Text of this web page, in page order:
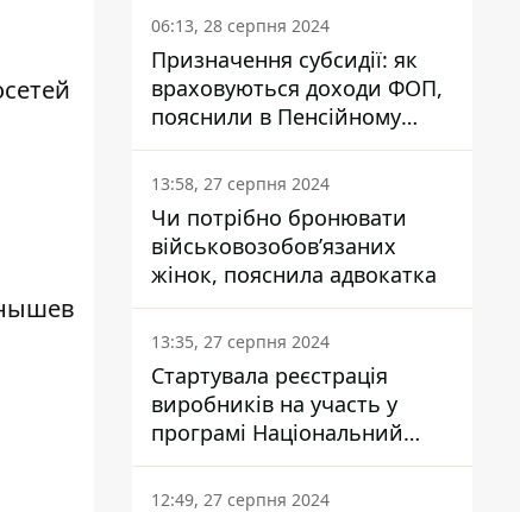
06:13, 28 серпня 2024
Призначення субсидії: як
враховуються доходи ФОП,
пояснили в Пенсійному
фонді
13:58, 27 серпня 2024
Чи потрібно бронювати
військовозобов’язаних
жінок, пояснила адвокатка
13:35, 27 серпня 2024
Стартувала реєстрація
виробників на участь у
програмі Національний
кешбек: як це зробити
через портал Дія
12:49, 27 серпня 2024